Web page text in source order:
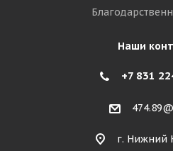
Наши
+7 831
г. Нижний